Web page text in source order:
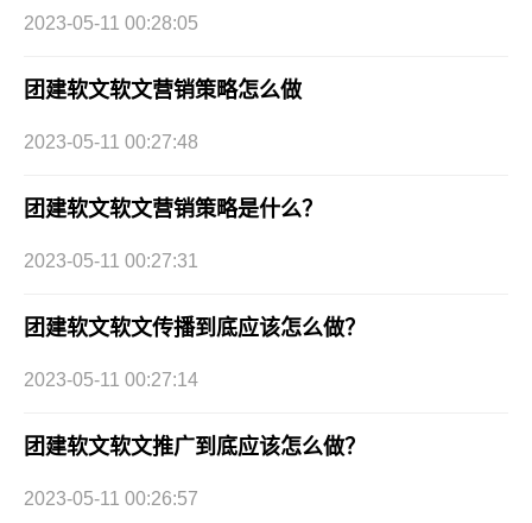
2023-05-11 00:28:05
团建软文软文营销策略怎么做
2023-05-11 00:27:48
团建软文软文营销策略是什么？
2023-05-11 00:27:31
团建软文软文传播到底应该怎么做？
2023-05-11 00:27:14
团建软文软文推广到底应该怎么做？
2023-05-11 00:26:57